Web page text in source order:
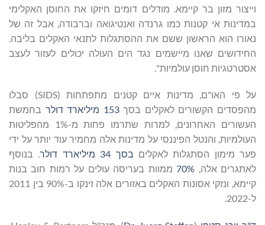
וייצור מזון בר קיימא. מודלים דומים חיזקו את החוסן האקלימי
במדינות אי קטנות כמו גרנדה ואנטיגואה וברבודה, אבל זה של
נאורו הוא הראשון ששם את ההסתגלות לתנאי האקלים בליבה.
החידושים שאנו מיישמים נגד הים העולה יכולים לעזור לעצב
אסטרטגיות חוסן עולמיות".
על פי האו"ם, מדינות איים קטנים מתפתחות (SIDS) סבלו
מהפסדים הקשורים לאקלים בסך153 מיליארד דולר
בחמשת
העשורים האחרונים, למרות שתרמו פחות מ-1% מהפליטות
העולמיות, והנטל הפיננסי על מדינות אלה מחמיר עוד יותר על ידי
פער מימון הסתגלות לאקלים בסך 34 מיליארד דולר
. בנוסף
לאתגרים אלה, 70%ממוות בעריסה עולים על רמות חוב בנות
קיימא, ונזקי אסונות האקלים באזורים אלה זינקו ב-90% בין 2011
ל-2022.